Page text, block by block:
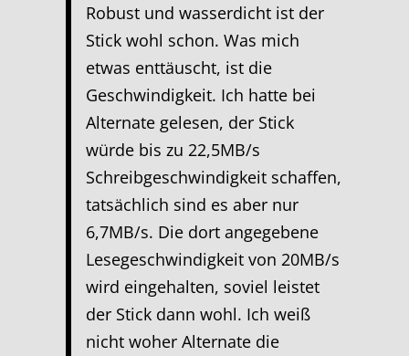
Robust und wasserdicht ist der
Stick wohl schon. Was mich
etwas enttäuscht, ist die
Geschwindigkeit. Ich hatte bei
Alternate gelesen, der Stick
würde bis zu 22,5MB/s
Schreibgeschwindigkeit schaffen,
tatsächlich sind es aber nur
6,7MB/s. Die dort angegebene
Lesegeschwindigkeit von 20MB/s
wird eingehalten, soviel leistet
der Stick dann wohl. Ich weiß
nicht woher Alternate die